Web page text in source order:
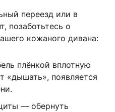
переезд или в
позаботьтесь о
кожаного дивана:
плёнкой вплотную
«дышать», появляется
— обернуть